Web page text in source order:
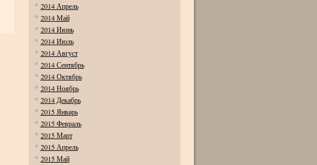
2014 Апрель
2014 Май
2014 Июнь
2014 Июль
2014 Август
2014 Сентябрь
2014 Октябрь
2014 Ноябрь
2014 Декабрь
2015 Январь
2015 Февраль
2015 Март
2015 Апрель
2015 Май